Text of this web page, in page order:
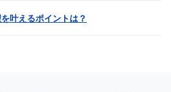
叶えるポイントは？